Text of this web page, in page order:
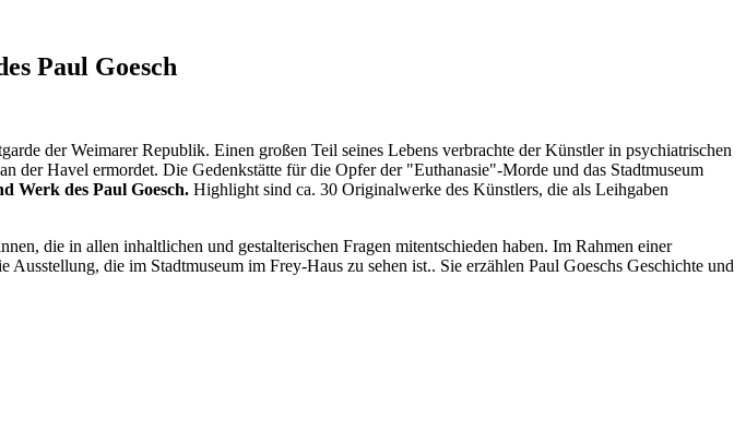
Paul Goesch
der Weimarer Republik. Einen großen Teil seines Lebens verbrachte der Künstler in psychiatrischen
der Havel ermordet. Die Gedenkstätte für die Opfer der "Euthanasie"-Morde und das Stadtmuseum
Werk des Paul Goesch. Highlight sind ca. 30 Originalwerke des Künstlers, die als Leihgaben
die in allen inhaltlichen und gestalterischen Fragen mitentschieden haben. Im Rahmen einer
die im Stadtmuseum im Frey-Haus zu sehen ist.. Sie erzählen Paul Goeschs Geschichte und